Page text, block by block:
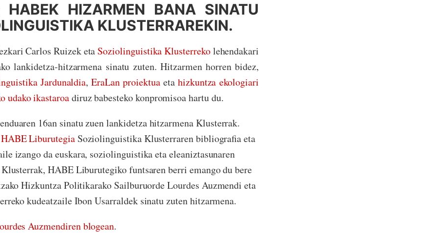
HABEK HIZARMEN BANA SINATU
KLUSTERRAREKIN.
Carlos Ruizek eta Soziolinguistika Klusterrekolehendakari
lankidetza-hitzarmena sinatu zuten. Hitzarmen horren bidez,
Jardunaldia,EraLan proiektuaeta hizkuntza ekologiari
udako ikastaroadiruz babesteko konpromisoa hartu du.
16an sinatu zuen lankidetza hitzarmena Klusterrak.
HABE LiburutegiaSoziolinguistika Klusterraren bibliografia eta
izango da euskara, soziolinguistika eta eleaniztasunaren
HABE Liburutegiko funtsaren berri emango du bere
Hizkuntza Politikarako Sailburuorde Lourdes Auzmendi eta
kudeatzaile Ibon Usarraldek sinatu zuten hitzarmena.
Auzmendiren blogean.